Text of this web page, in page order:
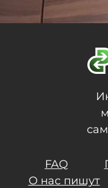
FAQ
О нас пишут